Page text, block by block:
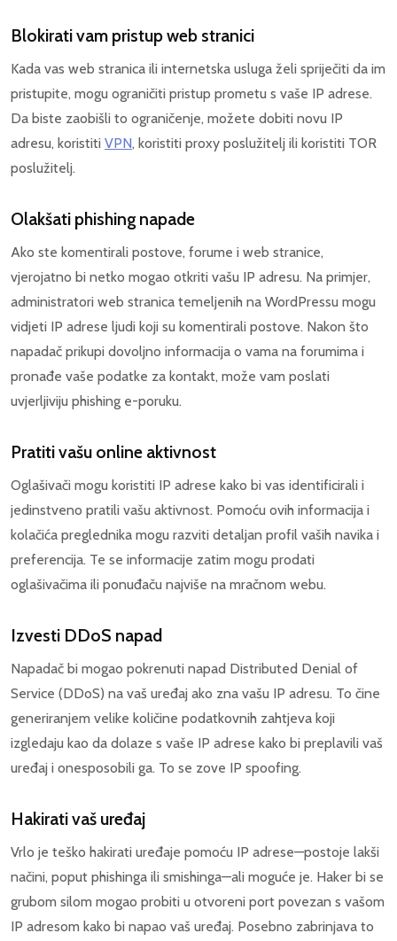
Blokirati vam pristup web stranici
Kada vas web stranica ili internetska usluga želi spriječiti da im
pristupite, mogu ograničiti pristup prometu s vaše IP adrese.
Da biste zaobišli to ograničenje, možete dobiti novu IP
adresu, koristiti VPN, koristiti proxy poslužitelj ili koristiti TOR
poslužitelj.
Olakšati phishing napade
Ako ste komentirali postove, forume i web stranice,
vjerojatno bi netko mogao otkriti vašu IP adresu. Na primjer,
administratori web stranica temeljenih na WordPressu mogu
vidjeti IP adrese ljudi koji su komentirali postove. Nakon što
napadač prikupi dovoljno informacija o vama na forumima i
pronađe vaše podatke za kontakt, može vam poslati
uvjerljiviju phishing e-poruku.
Pratiti vašu online aktivnost
Oglašivači mogu koristiti IP adrese kako bi vas identificirali i
jedinstveno pratili vašu aktivnost. Pomoću ovih informacija i
kolačića preglednika mogu razviti detaljan profil vaših navika i
preferencija. Te se informacije zatim mogu prodati
oglašivačima ili ponuđaču najviše na mračnom webu.
Izvesti DDoS napad
Napadač bi mogao pokrenuti napad Distributed Denial of
Service (DDoS) na vaš uređaj ako zna vašu IP adresu. To čine
generiranjem velike količine podatkovnih zahtjeva koji
izgledaju kao da dolaze s vaše IP adrese kako bi preplavili vaš
uređaj i onesposobili ga. To se zove IP spoofing.
Hakirati vaš uređaj
Vrlo je teško hakirati uređaje pomoću IP adrese—postoje lakši
načini, poput phishinga ili smishinga—ali moguće je. Haker bi se
grubom silom mogao probiti u otvoreni port povezan s vašom
IP adresom kako bi napao vaš uređaj. Posebno zabrinjava to